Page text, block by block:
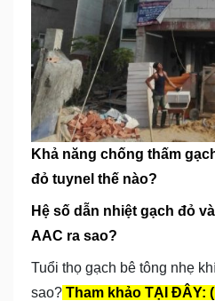
Khả năng chống thấm
đỏ tuynel thế nào?
Hệ số dẫn nhiệt gạch đỏ
AAC ra sao?
Tuổi thọ gạch bê tông nhẹ
sao? Tham khảo TẠI ĐÂY: